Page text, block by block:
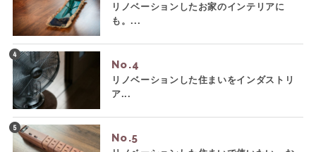
リノベーションしたお家のインテリアに
も。...
No.
リノベーションした住まいをインダストリ
ア...
No.